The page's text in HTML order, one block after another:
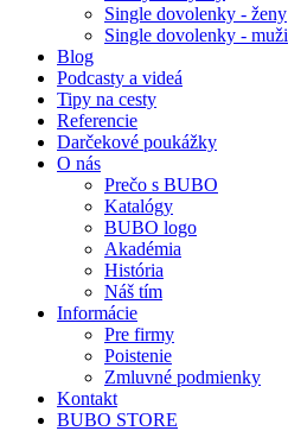
Single dovolenky - ženy
Single dovolenky - muži
Blog
Podcasty a videá
Tipy na cesty
Referencie
Darčekové poukážky
O nás
Prečo s BUBO
Katalógy
BUBO logo
Akadémia
História
Náš tím
Informácie
Pre firmy
Poistenie
Zmluvné podmienky
Kontakt
BUBO STORE